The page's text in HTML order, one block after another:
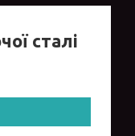
сталі